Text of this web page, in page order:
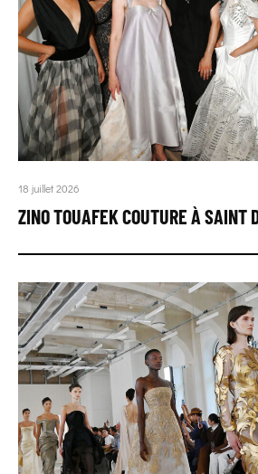
18 juillet 2026
ZINO TOUAFEK COUTURE À SAINT